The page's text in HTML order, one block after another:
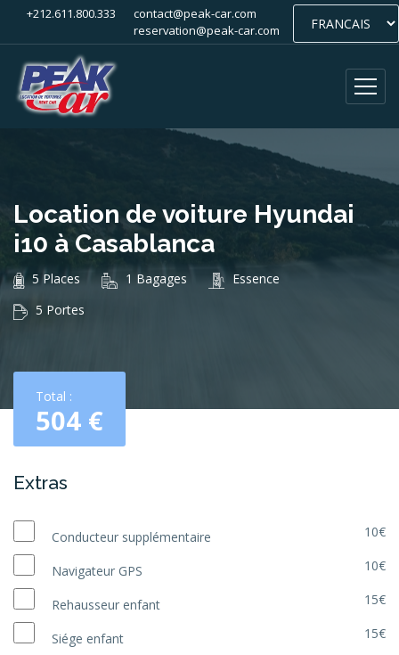
+212.611.800.333
contact@peak-car.com
reservation@peak-car.com
Location de voiture Hyundai
i10 à Casablanca
5 Places 1 Bagages
Essence
5 Portes
Total :
504 €
Extras
Conducteur supplémentaire 10€
Navigateur GPS 10€
Rehausseur enfant 15€
Siége enfant 15€